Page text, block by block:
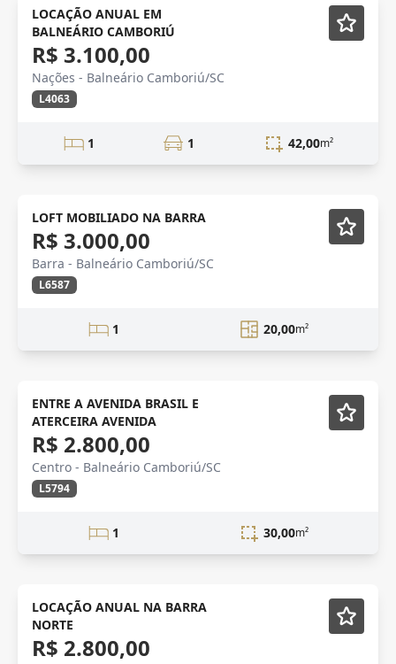
Mobiliado
Exclusividade
LOCAÇÃO ANUAL EM
BALNEÁRIO CAMBORIÚ
R$ 3.100,00
Nações - Balneário Camboriú/SC
L4063
1 1 42,00m²
LOFT Mobiliado
LOFT MOBILIADO NA BARRA
R$ 3.000,00
Barra - Balneário Camboriú/SC
L6587
1 20,00m²
Mobiliado
ENTRE A AVENIDA BRASIL E
ATERCEIRA AVENIDA
R$ 2.800,00
Centro - Balneário Camboriú/SC
L5794
1 30,00m²
LOCAÇÃO Mobiliado
LOCAÇÃO ANUAL NA BARRA
NORTE
R$ 2.800,00